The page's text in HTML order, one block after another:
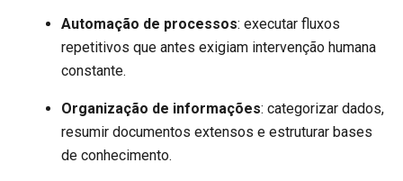
Automação de processos: executar fluxos
repetitivos que antes exigiam intervenção humana
constante.
Organização de informações: categorizar dados,
resumir documentos extensos e estruturar bases
de conhecimento.